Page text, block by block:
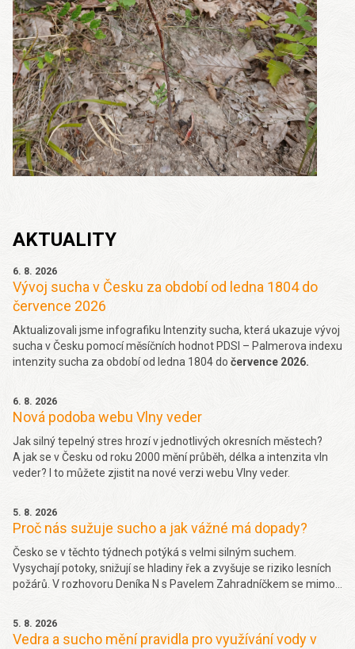
AKTUALITY
6. 8. 2026
Vývoj sucha v Česku za období od ledna 1804 do
července 2026
Aktualizovali jsme infografiku Intenzity sucha, která ukazuje vývoj
sucha v Česku pomocí měsíčních hodnot PDSI – Palmerova indexu
intenzity sucha za období od ledna 1804 do července 2026.
6. 8. 2026
Nová podoba webu Vlny veder
Jak silný tepelný stres hrozí v jednotlivých okresních městech?
A jak se v Česku od roku 2000 mění průběh, délka a intenzita vln
veder? I to můžete zjistit na nové verzi webu Vlny veder.
5. 8. 2026
Proč nás sužuje sucho a jak vážné má dopady?
Česko se v těchto týdnech potýká s velmi silným suchem.
Vysychají potoky, snižují se hladiny řek a zvyšuje se riziko lesních
požárů. V rozhovoru Deníka N s Pavelem Zahradníčkem se mimo
problém je málo vody v řekách. Více
5. 8. 2026
Vedra a sucho mění pravidla pro využívání vody v